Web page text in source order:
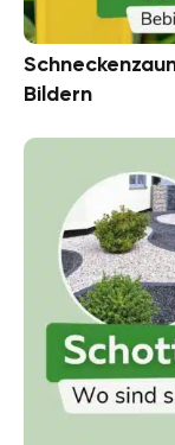
Bildern